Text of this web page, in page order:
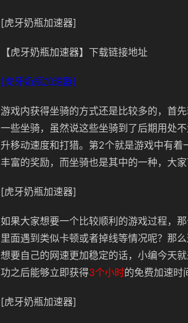
[虎牙奶瓶加速器]
【虎牙奶瓶加速器】下载链接地址
[虎牙奶瓶加速器]
游戏内获得坐骑的方式还是比较多的，首
一些坐骑，虽然说这些坐骑到了后期用处
升移动速度和打猎。第2个就是游戏中有
丰富的奖励，而坐骑也是其中的一种，大
[虎牙奶瓶加速器]
如果大家想要一个比较顺利的游戏过程，
里面遇到类似卡顿或者掉线等情况呢？那
想要自己的网速更加稳定的话，小编今天
功之后能够立即获得3个小时的免费加速时
[虎牙奶瓶加速器]